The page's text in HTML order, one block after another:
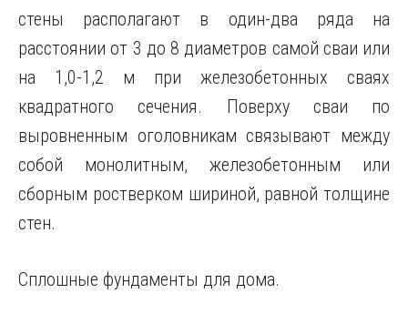
стены располагают в один-два ряда на
расстоянии от 3 до 8 диаметров самой сваи или
на 1,0-1,2 м при железобетонных сваях
квадратного сечения. Поверху сваи по
выровненным оголовникам связывают между
собой монолитным, железобетонным или
сборным ростверком шириной, равной толщине
стен.
Сплошные фундаменты для дома.